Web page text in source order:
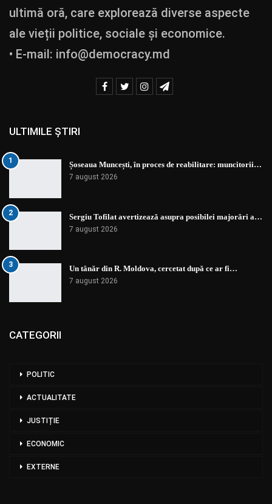
ultimă oră, care explorează diverse aspecte
ale vieții politice, sociale și economice.
• E-mail: info@democracy.md
ULTIMILE ȘTIRI
1 Șoseaua Muncești, în proces de reabilitare: muncitorii…
7 august 2026
2 Sergiu Tofilat avertizează asupra posibilei majorări a…
7 august 2026
3 Un tânăr din R. Moldova, cercetat după ce ar fi…
7 august 2026
CATEGORII
POLITIC
ACTUALITATE
JUSTIȚIE
ECONOMIC
EXTERNE